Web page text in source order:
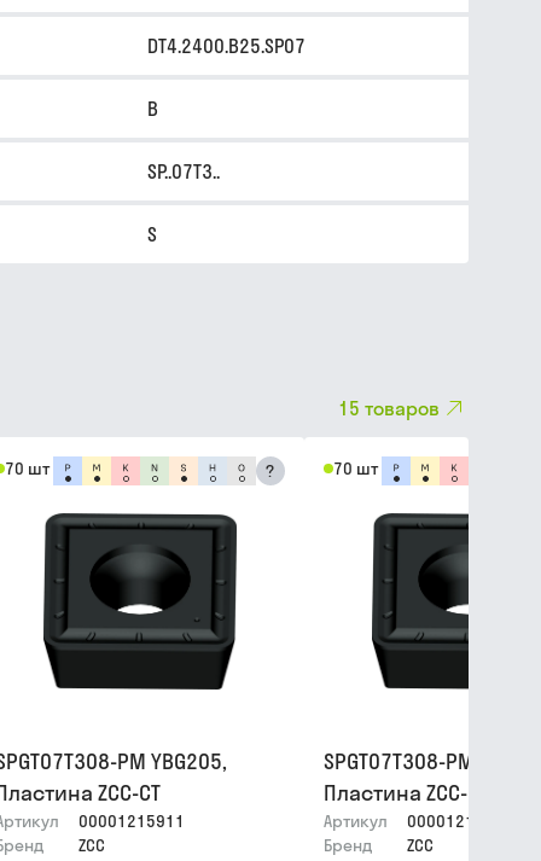
DT4.2400.B25.SP07
B
SP..07T3..
S
15 товаров
70 шт ?
PM YBG205,
ZCC-CT
00001215911
ZCC
70 шт
SPGT07T308-PM
Пластина ZCC-CT
Артикул
00001215912
Бренд
ZCC